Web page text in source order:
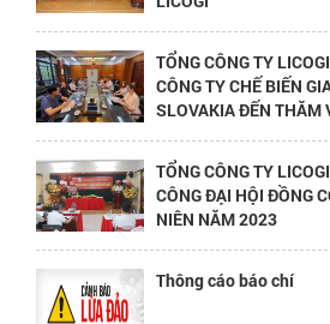
TỔNG CÔNG TY
CÔNG TY CHẾ BIẾN
SLOVAKIA ĐẾN THĂM
TỔNG CÔNG TY
CÔNG ĐẠI HỘI ĐỒNG
NIÊN NĂM 2023
Thông cáo báo chí